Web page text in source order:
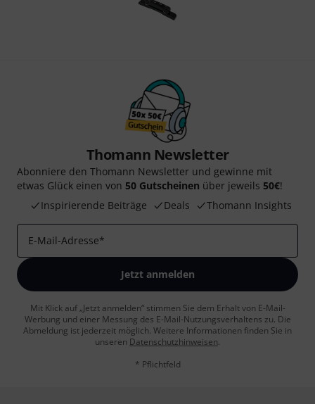
Thomann Newsletter
Abonniere den Thomann Newsletter und gewinne mit
etwas Glück einen von 50 Gutscheinen über jeweils 50€!
Inspirierende Beiträge
Deals Thomann Insights
E-Mail-Adresse*
Jetzt anmelden
Mit Klick auf „Jetzt anmelden“ stimmen Sie dem Erhalt von E-Mail-
Werbung und einer Messung des E-Mail-Nutzungsverhaltens zu. Die
Abmeldung ist jederzeit möglich. Weitere Informationen finden Sie in
unseren Datenschutzhinweisen.
* Pflichtfeld